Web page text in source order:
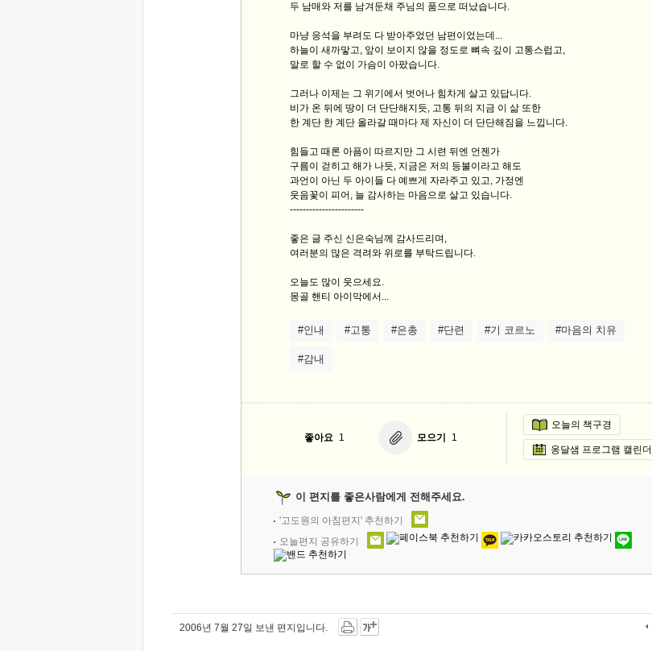
두 남매와 저를 남겨둔채 주님의 품으로 떠났습니다.
마냥 응석을 부려도 다 받아주었던 남편이었는데...
하늘이 새까맣고, 앞이 보이지 않을 정도로 뼈속 깊이 고통스럽고,
말로 할 수 없이 가슴이 아팠습니다.
그러나 이제는 그 위기에서 벗어나 힘차게 살고 있답니다.
비가 온 뒤에 땅이 더 단단해지듯, 고통 뒤의 지금 이 삶 또한
한 계단 한 계단 올라갈 때마다 제 자신이 더 단단해짐을 느낍니다.
힘들고 때론 아픔이 따르지만 그 시련 뒤엔 언젠가
구름이 걷히고 해가 나듯, 지금은 저의 등불이라고 해도
과언이 아닌 두 아이들 다 예쁘게 자라주고 있고, 가정엔
웃음꽃이 피어, 늘 감사하는 마음으로 살고 있습니다.
-----------------------
좋은 글 주신 신은숙님께 감사드리며,
여러분의 많은 격려와 위로를 부탁드립니다.
오늘도 많이 웃으세요.
몽골 핸티 아이막에서...
#인내 #고통 #은총 #단련 #기 코르노 #마음의 치유
#감내
좋아요 1 모으기 1
오늘의 책구경
옹달샘 프로그램 캘린더
이 편지를 좋은사람에게 전해주세요.
'고도원의 아침편지' 추천하기
오늘편지 공유하기
2006년 7월 27일 보낸 편지입니다.